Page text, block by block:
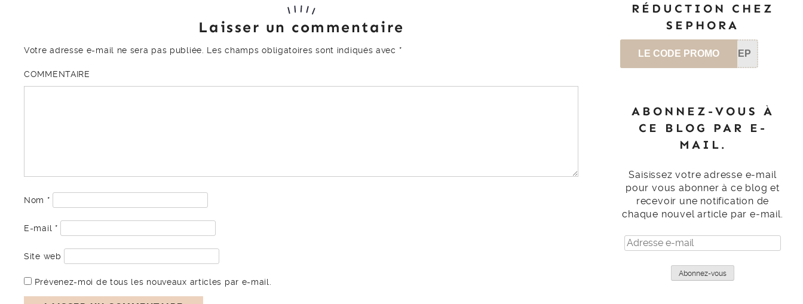
Laisser un commentaire
Votre adresse e-mail ne sera pas publiée. Les champs obligatoires sont indiqués avec *
COMMENTAIRE
Nom *
E-mail *
Site web
Prévenez-moi de tous les nouveaux articles par e-mail.
RÉDUCTION CHEZ
SEPHORA
LE CODE PROMO SEP
ABONNEZ-VOUS À
CE BLOG PAR E-
MAIL.
Saisissez votre adresse e-mail
pour vous abonner à ce blog et
recevoir une notification de
chaque nouvel article par e-mail.
Adresse
e-
Abonnez-vous